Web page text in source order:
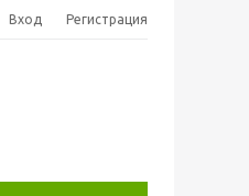
Вход Регистрация